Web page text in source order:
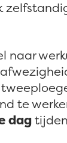
naar
te
dag